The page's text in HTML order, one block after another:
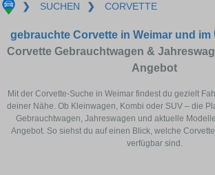
❯ SUCHEN ❯ CORVETTE
gebrauchte Corvette in Weimar und im
Corvette Gebrauchtwagen &
Angebot
Mit der Corvette-Suche in Weimar findest du gezielt
deiner Nähe. Ob Kleinwagen, Kombi oder SUV – die
Gebrauchtwagen, Jahreswagen und aktuelle
Angebot. So siehst du auf einen Blick, welche
verfügbar sind.